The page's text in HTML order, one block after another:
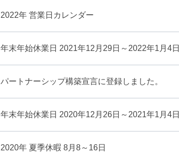
2022年 営業日カレンダー
年末年始休業日 2021年12月29日～2022年1月4
パートナーシップ構築宣言に登録しました。
年末年始休業日 2020年12月26日～2021年1月4
2020年 夏季休暇 8月8～16日